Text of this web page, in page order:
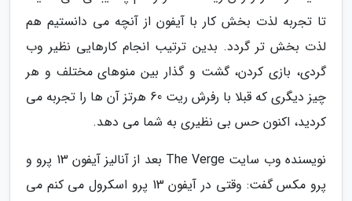
تا تجربه لذت بخش کار با آیفون از آنچه می دانستیم هم
لذت بخش تر گردد. بدین ترتیب انجام کارهایی نظیر وب
گردی، بازی کردن، گشت و گذار بین منوهای مختلف و هر
چیز دیگری که قبلا با رفرش ریت 60 هرتز آن ها را تجربه می
کردید، اکنون حس بی نظیری به شما می دهد.
نویسنده وب سایت The Verge بعد از آنالیز آیفون 13 پرو و
پرو مکس گفت: وقتی در آیفون 13 پرو اسکرول می کنم می